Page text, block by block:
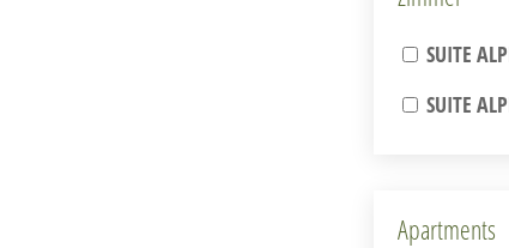
SUITE
SUITE
Apartments